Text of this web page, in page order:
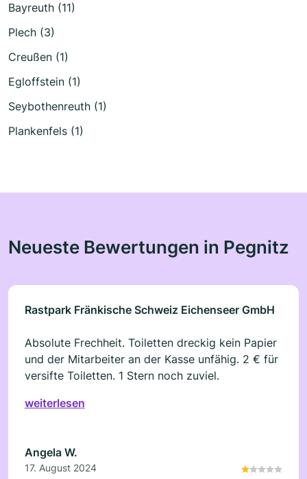
Bayreuth (11)
Plech (3)
Creußen (1)
Egloffstein (1)
Seybothenreuth (1)
Plankenfels (1)
Neueste Bewertungen in Pegnitz
Rastpark Fränkische Schweiz Eichenseer GmbH
Absolute Frechheit. Toiletten dreckig kein Papier
und der Mitarbeiter an der Kasse unfähig. 2 € für
versifte Toiletten. 1 Stern noch zuviel.
weiterlesen
Angela W.
17. August 2024